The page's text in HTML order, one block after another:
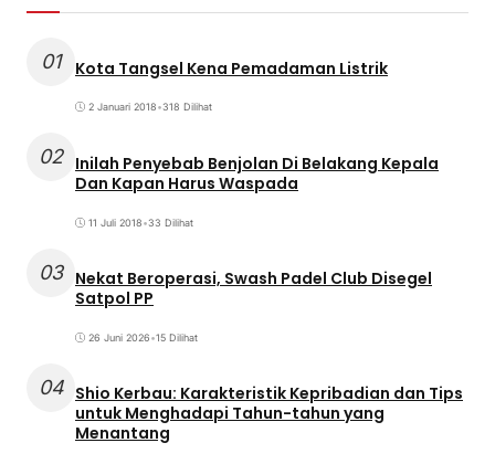
01 Kota Tangsel Kena Pemadaman Listrik
2 Januari 2018•318 Dilihat
02 Inilah Penyebab Benjolan Di Belakang Kepala
Dan Kapan Harus Waspada
11 Juli 2018•33 Dilihat
03 Nekat Beroperasi, Swash Padel Club Disegel
Satpol PP
26 Juni 2026•15 Dilihat
04 Shio Kerbau: Karakteristik Kepribadian dan Tips
untuk Menghadapi Tahun-tahun yang
Menantang